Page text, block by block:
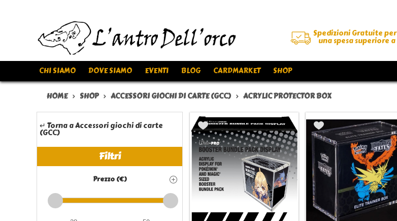
Spedizioni Gratuite per
una spesa superiore a
CHI SIAMO DOVE SIAMO EVENTI BLOG CARDMARKET SHOP
HOME SHOP ACCESSORI GIOCHI DI CARTE (GCC) ACRYLIC PROTECTOR BOX
↵ Torna a Accessori giochi di carte
(GCC)
Filtri
Prezzo (€)